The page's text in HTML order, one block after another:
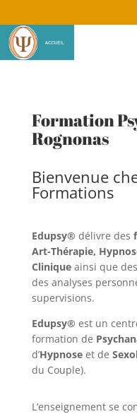
Formation
Rognonas
Bienvenue
Formations
Edupsy® délivre des
Art-Thérapie,
Cliniqueainsi que
des analyses
supervisions.
Edupsy® est un
formation de
d’Hypnoseet de
du Couple).
L’enseignement se